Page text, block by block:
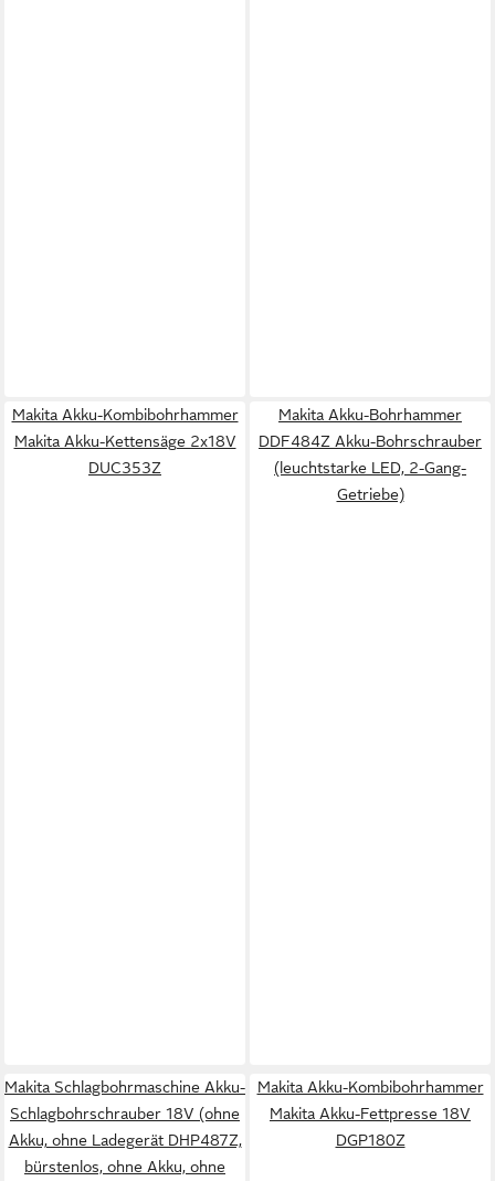
Makita Akku-Kombibohrhammer
Makita Akku-Kettensäge 2x18V
DUC353Z
Makita Akku-Bohrhammer
DDF484Z Akku-Bohrschrauber
(leuchtstarke LED, 2-Gang-
Getriebe)
Makita Schlagbohrmaschine Akku-
Schlagbohrschrauber 18V (ohne
Akku, ohne Ladegerät DHP487Z,
bürstenlos, ohne Akku, ohne
Makita Akku-Kombibohrhammer
Makita Akku-Fettpresse 18V
DGP180Z